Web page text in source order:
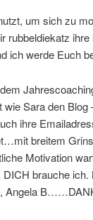
um sich zu
rubbeldiekatz
ich werde Euch
Sara den Blog
ihre
breitem
Motivation
brauche ich.
Angela